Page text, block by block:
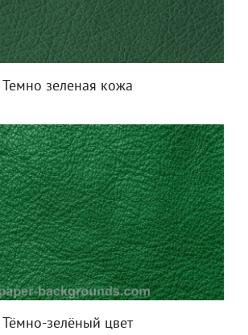
Темно зеленая кожа
Тёмно-зелёный цвет